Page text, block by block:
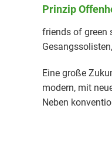
Prinzip
friends of green
Eine große
modern, mit
Neben